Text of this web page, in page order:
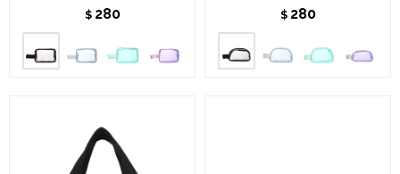
$ 280 $ 280